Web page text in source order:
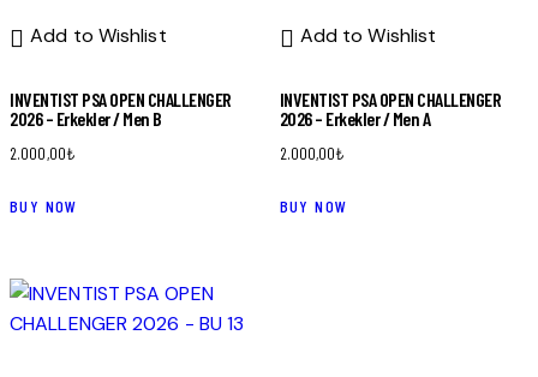
Add to Wishlist
INVENTIST PSA OPEN CHALLENGER
2026 – Erkekler / Men B
2.000,00₺
BUY NOW
Add to Wishlist
INVENTIST PSA OPEN CHALLENGER
2026 – Erkekler / Men A
2.000,00₺
BUY NOW